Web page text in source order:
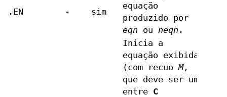
.EN - sim
equação
produzido por
eqn ou neqn .
Inicia a
equação exibida
(com recuoM,
que deve ser um
entre C